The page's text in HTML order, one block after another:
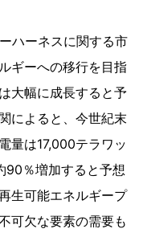
ハーネスに関する市
ギーへの移行を目指
大幅に成長すると予
によると、今世紀末
量は17,000テラワッ
90％増加すると予想
生可能エネルギープ
可欠な要素の需要も